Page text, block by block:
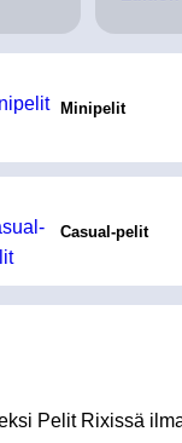
Minipelit
Casual-pelit
Pelit Rixissä